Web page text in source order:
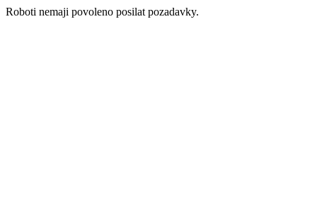
Roboti nemaji povoleno posilat pozadavky.